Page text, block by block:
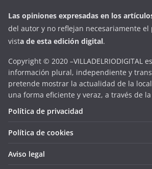
Las opiniones expresadas en los
del autor y no reflejan necesariamente el
vista de esta edición digital.
Copyright © 2020 –VILLADELRIODIGITAL
información plural, independiente y
pretende mostrar la actualidad de la
una forma eficiente y veraz, a través de
Política de privacidad
Política de cookies
Aviso legal